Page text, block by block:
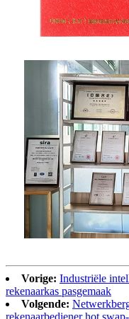
Vorige: Industriële
rekenaarkas pasgemaak
Volgende:
rekenaarbediener hot